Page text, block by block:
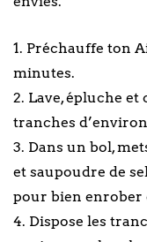
1. Préchauffe ton
minutes.
2. Lave, épluche et
tranches d’environ
3. Dans un bol,
et saupoudre de
pour bien enrober
4. Dispose les